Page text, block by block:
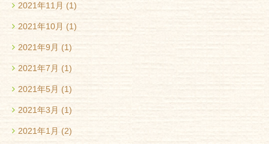
2021年11月 (1)
2021年10月 (1)
2021年9月 (1)
2021年7月 (1)
2021年5月 (1)
2021年3月 (1)
2021年1月 (2)